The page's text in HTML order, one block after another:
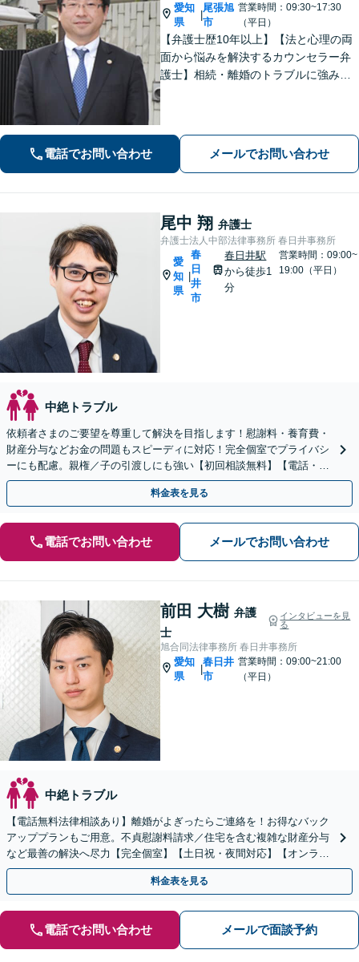
愛知
県
|
尾張旭
市
営業時間：09:30~17:30
（平日）
【弁護士歴10年以上】【法と心理の両
面から悩みを解決するカウンセラー弁
護士】相続・離婚のトラブルに強みあ
電話でお問い合わせ メールでお問い合わせ
尾中 翔 弁護士
弁護士法人中部法律事務所 春日井事務所
愛
知
県
春
日
井
市
春日井駅
から徒歩1
分
営業時間：09:00~
19:00（平日）
中絶トラブル
依頼者さまのご要望を尊重して解決を目指します！慰謝料・養育費・
財産分与などお金の問題もスピーディに対応！完全個室でプライバシ
ーにも配慮。親権／子の引渡しにも強い【初回相談無料】【電話・オ
ンライン相談可】
料金表を見る
電話でお問い合わせ メールでお問い合わせ
前田 大樹 弁護
士
インタビューを見
る
旭合同法律事務所 春日井事務所
愛知
県
|
春日井
市
営業時間：09:00~21:00
（平日）
中絶トラブル
【電話無料法律相談あり】離婚がよぎったらご連絡を！お得なバック
アッププランもご用意。不貞慰謝料請求／住宅を含む複雑な財産分与
など最善の解決へ尽力【完全個室】【土日祝・夜間対応】【オンライ
ン面談可】
料金表を見る
電話でお問い合わせ メールで面談予約